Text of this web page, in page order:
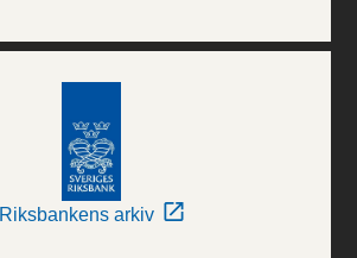
Riksbankens arkiv